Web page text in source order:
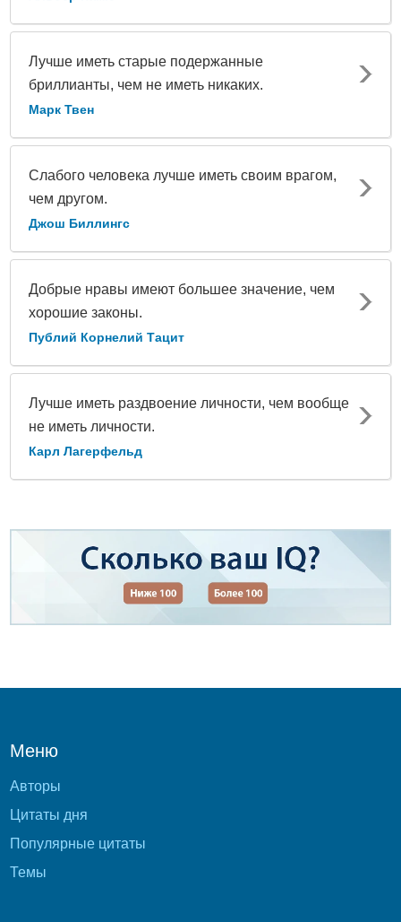
Лучше иметь старые подержанные
бриллианты, чем не иметь никаких.
Марк Твен
Слабого человека лучше иметь своим врагом,
чем другом.
Джош Биллингс
Добрые нравы имеют большее значение, чем
хорошие законы.
Публий Корнелий Тацит
Лучше иметь раздвоение личности, чем вообще
не иметь личности.
Карл Лагерфельд
Меню
Авторы
Цитаты дня
Популярные цитаты
Темы